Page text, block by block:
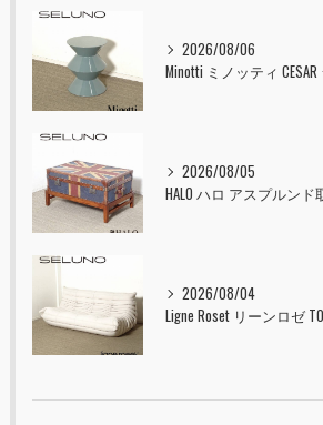
2026/08/06
2026/08/05
2026/08/04